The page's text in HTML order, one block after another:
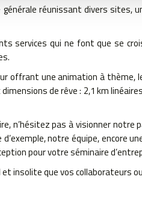
réunissant divers sites,
services qui ne font que se
offrant une animation à thème,
de rêve : 2,1 km
n’hésitez pas à visionner notre
notre équipe, encore
pour votre séminaire
insolite que vos collaborateurs